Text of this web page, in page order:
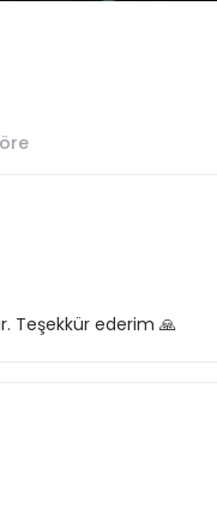
Teşekkür ederim 🙏